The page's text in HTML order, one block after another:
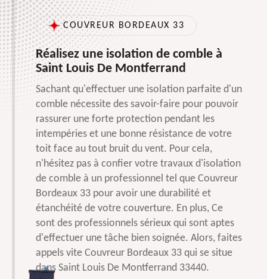
COUVREUR BORDEAUX 33
Réalisez une isolation de comble à
Saint Louis De Montferrand
Sachant qu'effectuer une isolation parfaite d'un
comble nécessite des savoir-faire pour pouvoir
rassurer une forte protection pendant les
intempéries et une bonne résistance de votre
toit face au tout bruit du vent. Pour cela,
n'hésitez pas à confier votre travaux d'isolation
de comble à un professionnel tel que Couvreur
Bordeaux 33 pour avoir une durabilité et
étanchéité de votre couverture. En plus, Ce
sont des professionnels sérieux qui sont aptes
d'effectuer une tâche bien soignée. Alors, faites
appels vite Couvreur Bordeaux 33 qui se situe
dans Saint Louis De Montferrand 33440.